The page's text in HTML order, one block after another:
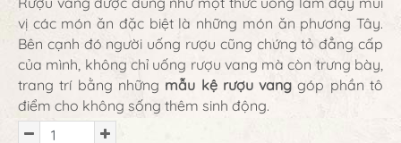
vị các món ăn đặc biệt là những món ăn phương Tây.
Bên cạnh đó người uống rượu cũng chứng tỏ đẳng cấp
của mình, không chỉ uống rượu vang mà còn trưng bày,
trang trí bằng những mẫu kệ rượu vang góp phần tô
điểm cho không sống thêm sinh động.